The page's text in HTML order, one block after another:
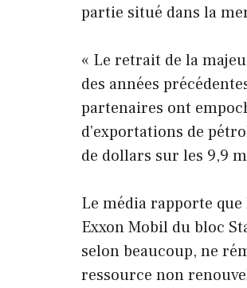
partie situé dans la
« Le retrait de la
des années
partenaires ont
d’exportations de
de dollars sur les 9,9
Le média rapporte
Exxon Mobil du bloc
selon beaucoup, ne
ressource non